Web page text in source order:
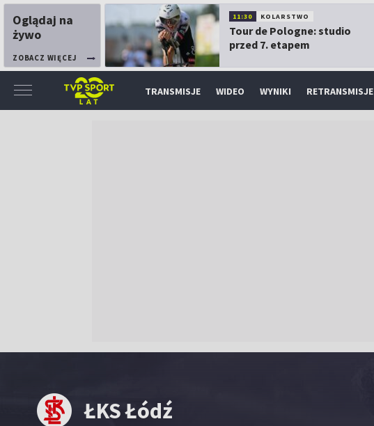
Oglądaj na
żywo
ZOBACZ WIĘCEJ
11:30 KOLARSTWO
Tour de Pologne: studio
przed 7. etapem
TRANSMISJE WIDEO WYNIKI RETRANSMISJE
ŁKS Łódź